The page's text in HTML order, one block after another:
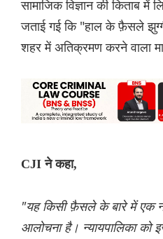
सामाजिक विज्ञान की किताब में
जताई गई कि "हाल के फ़ैसले
शहर में अतिक्रमण करने वाला
CJI ने कहा,
"यह किसी फ़ैसले के बारे में एक
आलोचना है। न्यायपालिका को